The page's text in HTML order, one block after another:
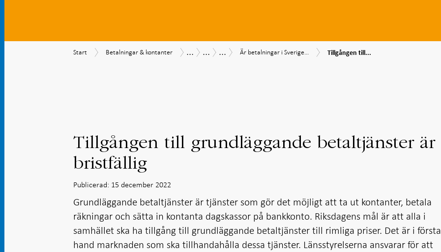
Start
Start
Betalningar
Betalningar & kontanter Betalningsrapport
...
Betalningsrapport
...
Säkerhet
...
Är
Är betalningar i Sverige...
Tillgången
Tillgången till...
Tillgången till grundläggande betaltjänster är
bristfällig
Publicerad: 15 december 2022
Grundläggande betaltjänster är tjänster som gör det möjligt att ta ut kontanter, betala
räkningar och sätta in kontanta dagskassor på bankkonto. Riksdagens mål är att alla i
samhället ska ha tillgång till grundläggande betaltjänster till rimliga priser. Det är i första
hand marknaden som ska tillhandahålla dessa tjänster. Länsstyrelserna ansvarar för att